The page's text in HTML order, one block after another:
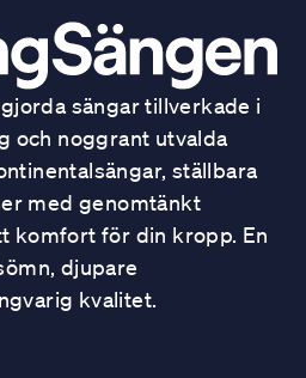
sängar tillverkade i
och noggrant utvalda
ställbara
med genomtänkt
komfort för din kropp. En
djupare
kvalitet.